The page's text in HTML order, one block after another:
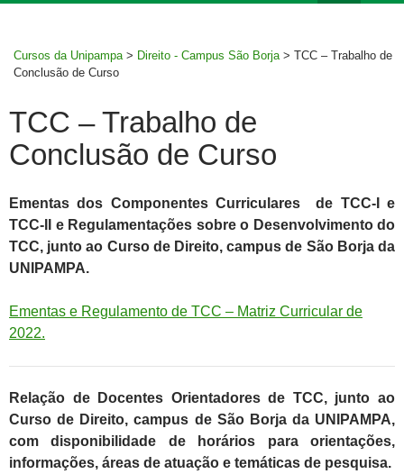
Cursos da Unipampa > Direito - Campus São Borja > TCC – Trabalho de
Conclusão de Curso
TCC – Trabalho de
Conclusão de Curso
Ementas dos Componentes Curriculares de TCC-I e
TCC-II e Regulamentações sobre o Desenvolvimento do
TCC, junto ao Curso de Direito, campus de São Borja da
UNIPAMPA.
Ementas e Regulamento de TCC – Matriz Curricular de
2022.
Relação de Docentes Orientadores de TCC, junto ao
Curso de Direito, campus de São Borja da UNIPAMPA,
com disponibilidade de horários para orientações,
informações, áreas de atuação e temáticas de pesquisa.